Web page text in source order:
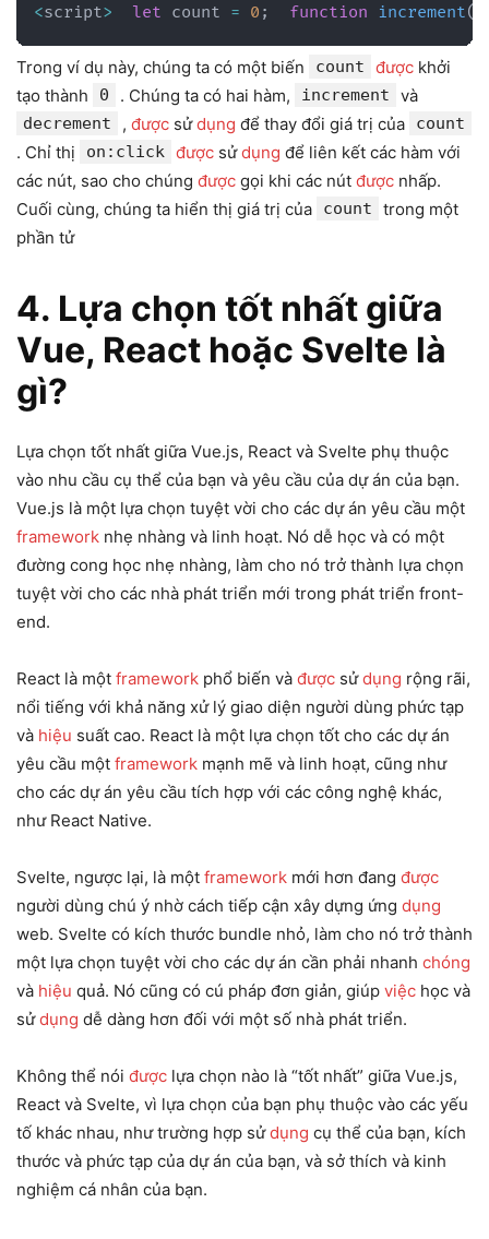
<script> let count = 0 ; function increment(
Trong ví dụ này, chúng ta có một biến count được khởi
tạo thành
0 . Chúng ta có hai hàm, increment và
decrement , được sửdụng để thay đổi giá trị của count
. Chỉ thị on:click được sửdụng để liên kết các hàm với
các nút, sao cho chúng được gọi khi các nút được nhấp.
Cuối cùng, chúng ta hiển thị giá trị của
count
trong một
phần tử
4. Lựa chọn tốt nhất giữa
Vue, React hoặc Svelte là
gì?
Lựa chọn tốt nhất giữa Vue.js, React và Svelte phụ thuộc
vào nhu cầu cụ thể của bạn và yêu cầu của dự án của bạn.
Vue.js là một lựa chọn tuyệt vời cho các dự án yêu cầu một
framework nhẹ nhàng và linh hoạt. Nó dễ học và có một
đường cong học nhẹ nhàng, làm cho nó trở thành lựa chọn
tuyệt vời cho các nhà phát triển mới trong phát triển front-
end.
React là một framework phổ biến và được sửdụng rộng rãi,
nổi tiếng với khả năng xử lý giao diện người dùng phức tạp
và hiệu suất cao. React là một lựa chọn tốt cho các dự án
yêu cầu một framework mạnh mẽ và linh hoạt, cũng như
cho các dự án yêu cầu tích hợp với các công nghệ khác,
như React Native.
Svelte, ngược lại, là một framework mới hơn đang được
người dùng chú ý nhờ cách tiếp cận xây dựng ứng dụng
web. Svelte có kích thước bundle nhỏ, làm cho nó trở thành
một lựa chọn tuyệt vời cho các dự án cần phải nhanh chóng
và hiệu quả. Nó cũng có cú pháp đơn giản, giúp việc học và
sửdụng dễ dàng hơn đối với một số nhà phát triển.
Không thể nói được lựa chọn nào là “tốt nhất” giữa Vue.js,
React và Svelte, vì lựa chọn của bạn phụ thuộc vào các yếu
tố khác nhau, như trường hợp sửdụng cụ thể của bạn, kích
thước và phức tạp của dự án của bạn, và sở thích và kinh
nghiệm cá nhân của bạn.